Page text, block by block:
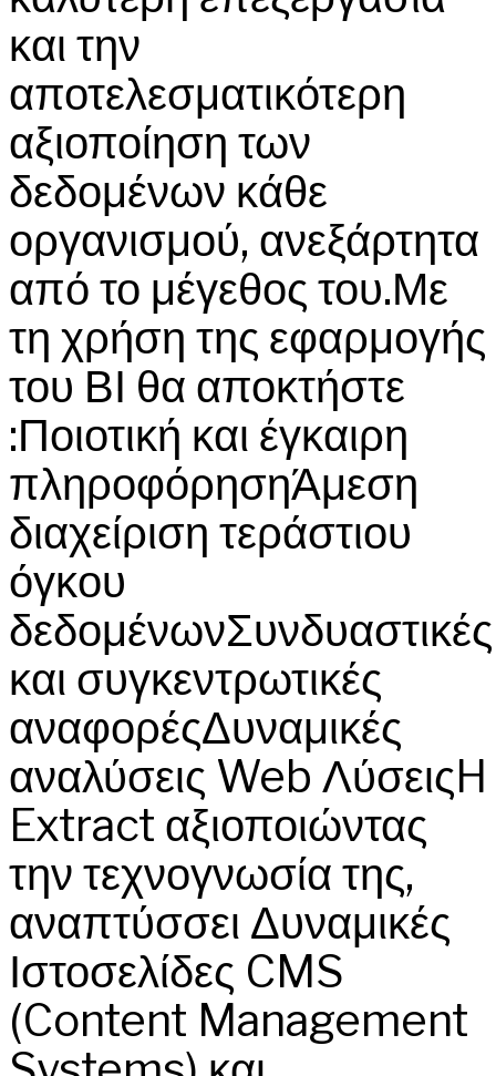
και την
αποτελεσματικότερη
αξιοποίηση των
δεδομένων κάθε
οργανισμού, ανεξάρτητα
από το μέγεθος του.Με
τη χρήση της εφαρμογής
του ΒΙ θα αποκτήστε
:Ποιοτική και έγκαιρη
πληροφόρησηΆμεση
διαχείριση τεράστιου
όγκου
δεδομένωνΣυνδυαστικές
και συγκεντρωτικές
αναφορέςΔυναμικές
αναλύσεις Web ΛύσειςH
Extract αξιοποιώντας
την τεχνογνωσία της,
αναπτύσσει Δυναμικές
Ιστοσελίδες CMS
(Content Management